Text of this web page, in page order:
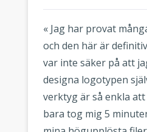
« Jag har provat
och den här är
var inte säker på att
designa logotypen
verktyg är så enkla
bara tog mig 5